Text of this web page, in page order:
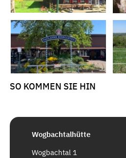
SO KOMMEN SIE HIN
Wogbachtalhütte
Wogbachtal 1